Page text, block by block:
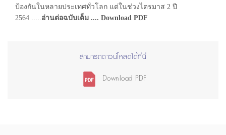
ป้องกันในหลายประเทศทั่วโลก แต่ในช่วงไตรมาส 2 ปี
2564 .....อ่านต่อฉบับเต็ม .... Download PDF
สามารถดาวน์โหลดได้ที่นี่
Download PDF